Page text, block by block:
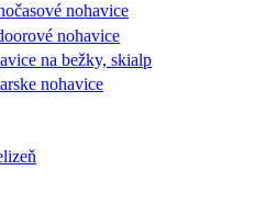
nohavice
nohavice
na bežky, skialp
nohavice